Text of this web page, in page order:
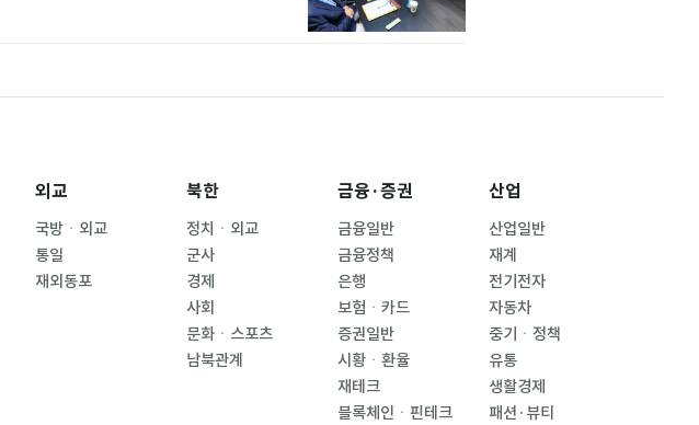
외교
국방ㆍ외교
통일
재외동포
북한
정치ㆍ외교
군사
경제
사회
문화ㆍ스포츠
남북관계
금융·증권
금융일반
금융정책
은행
보험ㆍ카드
증권일반
시황ㆍ환율
재테크
블록체인ㆍ핀테크
산업
산업일반
재계
전기전자
자동차
중기ㆍ정책
유통
생활경제
패션·뷰티